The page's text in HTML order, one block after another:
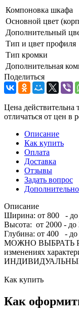
Компоновка шкафа
Основной цвет
Дополнительный
Тип и цвет профиля
Тип кромки
Дополнительная
Поделиться
Цена действительна
отличаться от цен в
Описание
Как купить
Оплата
Доставка
Отзывы
Задать вопрос
Дополнительно
Описание
Ширина: от 800 - до
Высота: от 2000 - до
Глубина: от 400 -
МОЖНО ВЫБРАТЬ
изменениях
Как купить
Как